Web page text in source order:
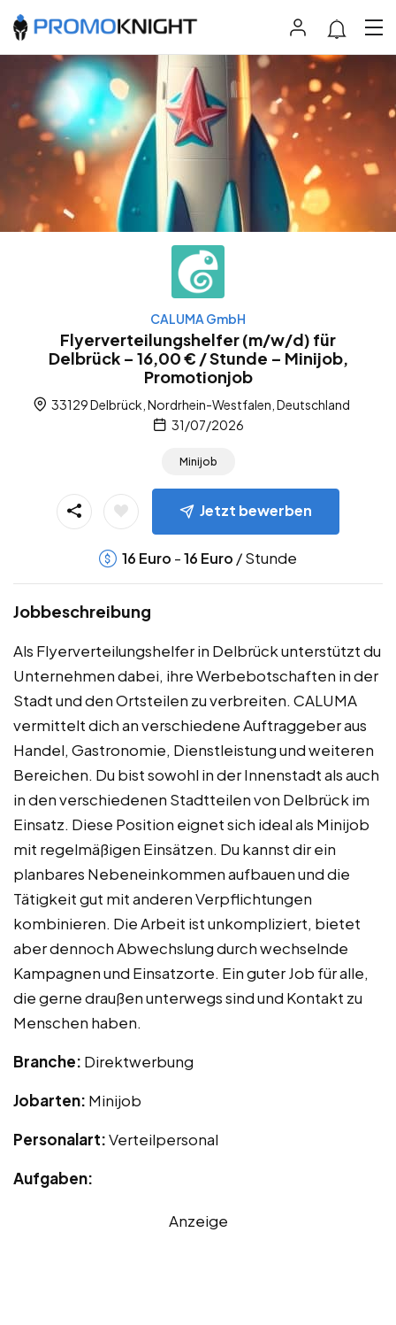
CALUMA GmbH
Flyerverteilungshelfer (m/w/d) für
Delbrück – 16,00 € / Stunde – Minijob,
Promotionjob
33129 Delbrück, Nordrhein-Westfalen, Deutschland
31/07/2026
Minijob
Jetzt bewerben
16 Euro -16 Euro / Stunde
Jobbeschreibung
Als Flyerverteilungshelfer in Delbrück unterstützt du
Unternehmen dabei, ihre Werbebotschaften in der
Stadt und den Ortsteilen zu verbreiten. CALUMA
vermittelt dich an verschiedene Auftraggeber aus
Handel, Gastronomie, Dienstleistung und weiteren
Bereichen. Du bist sowohl in der Innenstadt als auch
in den verschiedenen Stadtteilen von Delbrück im
Einsatz. Diese Position eignet sich ideal als Minijob
mit regelmäßigen Einsätzen. Du kannst dir ein
planbares Nebeneinkommen aufbauen und die
Tätigkeit gut mit anderen Verpflichtungen
kombinieren. Die Arbeit ist unkompliziert, bietet
aber dennoch Abwechslung durch wechselnde
Kampagnen und Einsatzorte. Ein guter Job für alle,
die gerne draußen unterwegs sind und Kontakt zu
Menschen haben.
Branche: Direktwerbung
Jobarten: Minijob
Personalart:Verteilpersonal
Aufgaben:
Anzeige